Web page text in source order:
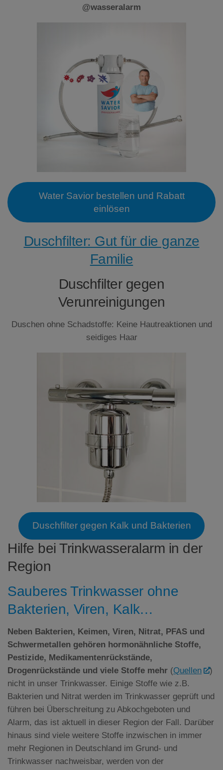
@wasseralarm
Water Savior bestellen und Rabatt
einlösen
Duschfilter: Gut für die ganze
Familie
Duschfilter gegen
Verunreinigungen
Duschen ohne Schadstoffe: Keine Hautreaktionen und
seidiges Haar
Duschfilter gegen Kalk und Bakterien
Hilfe bei Trinkwasseralarm in der
Region
Sauberes Trinkwasser ohne
Bakterien, Viren, Kalk…
Neben Bakterien, Keimen, Viren, Nitrat, PFAS und
Schwermetallen gehören hormonähnliche Stoffe,
Pestizide, Medikamentenrückstände,
Drogenrückstände und viele Stoffe mehr (Quellen
)
nicht in unser Trinkwasser. Einige Stoffe wie z.B.
Bakterien und Nitrat werden im Trinkwasser geprüft und
führen bei Überschreitung zu Abkochgeboten und
Alarm, das ist aktuell in dieser Region der Fall. Darüber
hinaus sind viele weitere Stoffe inzwischen in immer
mehr Regionen in Deutschland im Grund- und
Trinkwasser nachweisbar, werden von der